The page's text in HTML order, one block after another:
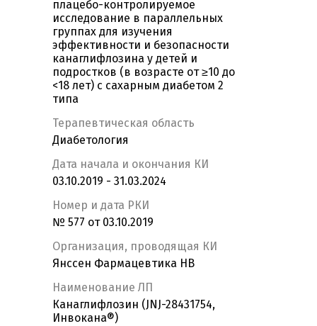
плацебо-контролируемое
исследование в параллельных
группах для изучения
эффективности и безопасности
канаглифлозина у детей и
подростков (в возрасте от ≥10 до
<18 лет) с сахарным диабетом 2
типа
Терапевтическая область
Диабетология
Дата начала и окончания КИ
03.10.2019 - 31.03.2024
Номер и дата РКИ
№ 577 от 03.10.2019
Организация, проводящая КИ
Янссен Фармацевтика НВ
Наименование ЛП
Канаглифлозин (JNJ-28431754,
Инвокана®)